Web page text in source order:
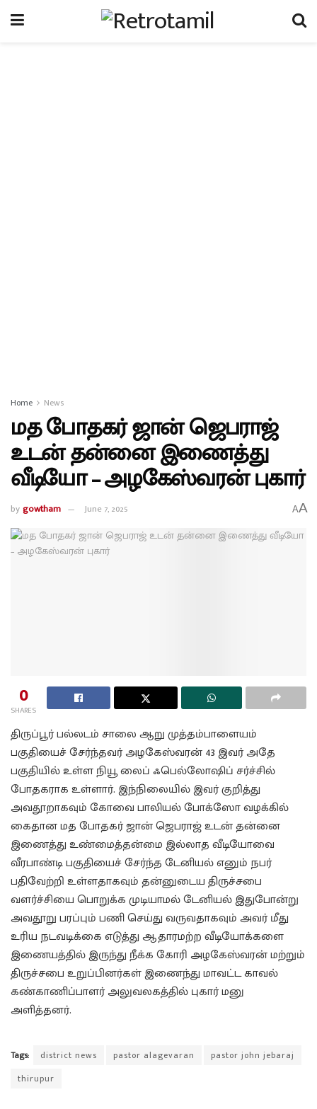
Home News
மத போதகர் ஜான் ஜெபராஜ்
உடன் தன்னை இணைத்து
வீடியோ – அழகேஸ்வரன் புகார்
bygowtham June 7, 2025 AA
0
SHARES
திருப்பூர் பல்லடம் சாலை ஆறு முத்தம்பாளையம்
பகுதியைச் சேர்ந்தவர் அழகேஸ்வரன் 43 இவர் அதே
பகுதியில் உள்ள நியூ லைப் ஃபெல்லோஷிப் சர்ச்சில்
போதகராக உள்ளார். இந்நிலையில் இவர் குறித்து
அவதூறாகவும் கோவை பாலியல் போக்ஸோ வழக்கில்
கைதான மத போதகர் ஜான் ஜெபராஜ் உடன் தன்னை
இணைத்து உண்மைத்தன்மை இல்லாத வீடியோவை
வீரபாண்டி பகுதியைச் சேர்ந்த டேனியல் எனும் நபர்
பதிவேற்றி உள்ளதாகவும் தன்னுடைய திருச்சபை
வளர்ச்சியை பொறுக்க முடியாமல் டேனியல் இதுபோன்று
அவதூறு பரப்பும் பணி செய்து வருவதாகவும் அவர் மீது
உரிய நடவடிக்கை எடுத்து ஆதாரமற்ற வீடியோக்களை
இணையத்தில் இருந்து நீக்க கோரி அழகேஸ்வரன் மற்றும்
திருச்சபை உறுப்பினர்கள் இணைந்து மாவட்ட காவல்
கண்காணிப்பாளர் அலுவலகத்தில் புகார் மனு
அளித்தனர்.
Tags: district news pastor alagevaran
pastor john jebaraj
thirupur